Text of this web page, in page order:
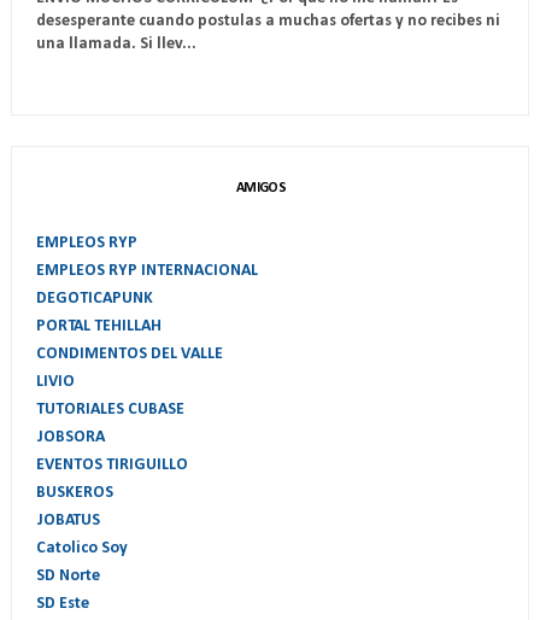
desesperante cuando postulas a muchas ofertas y no recibes ni
una llamada. Si llev...
AMIGOS
EMPLEOS RYP
EMPLEOS RYP INTERNACIONAL
DEGOTICAPUNK
PORTAL TEHILLAH
CONDIMENTOS DEL VALLE
LIVIO
TUTORIALES CUBASE
JOBSORA
EVENTOS TIRIGUILLO
BUSKEROS
JOBATUS
Catolico Soy
SD Norte
SD Este